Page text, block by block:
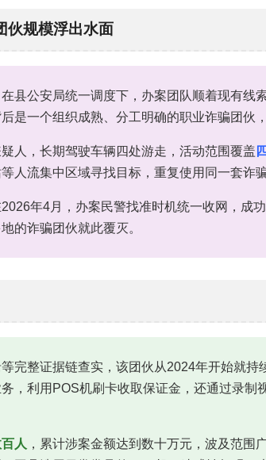
伙规模浮出水面
县公安局统一调度下，办案团队顺着现有线
是一个组织成熟、分工明确的职业诈骗团伙
人，长期驾驶车辆四处游走，活动范围覆盖
人流集中区域寻找目标，重复使用同一套诈骗
年4月，办案民警找准时机统一收网，成
的诈骗团伙就此覆灭。
完整证据链查实，该团伙从2024年开始就持
，利用POS机刷卡收取保证金，还通过录制
人 ，累计涉案金额达到数十万元，波及范围